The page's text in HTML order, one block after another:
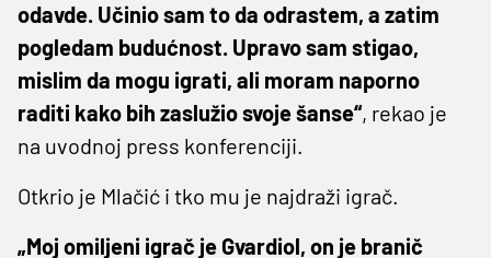
odavde. Učinio sam to da odrastem, a zatim
pogledam budućnost. Upravo sam stigao,
mislim da mogu igrati, ali moram naporno
raditi kako bih zaslužio svoje šanse“, rekao je
na uvodnoj press konferenciji.
Otkrio je Mlačić i tko mu je najdraži igrač.
„Moj omiljeni igrač je Gvardiol, on je branič